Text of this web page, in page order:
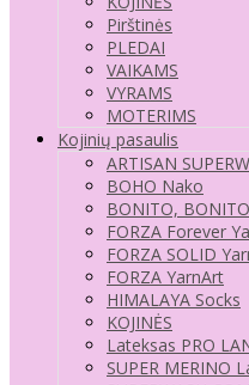
Pirštinės
PLEDAI
VAIKAMS
VYRAMS
MOTERIMS
Kojinių pasaulis
ARTISAN
BOHO Nako
BONITO,
FORZA Forever
FORZA SOLID
FORZA YarnArt
HIMALAYA Socks
KOJINĖS
Lateksas PRO
SUPER MERINO